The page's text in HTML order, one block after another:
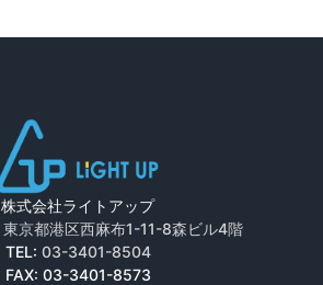
株式会社ライトアップ
東京都港区西麻布1-11-8森ビル4階
TEL: 03-3401-8504
FAX: 03-3401-8573